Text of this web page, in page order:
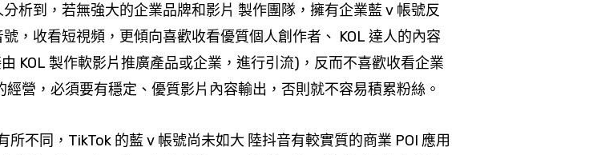
析到，若無強大的企業品牌和影片 製作團隊，擁有企業藍 v 帳號反
，收看短視頻，更傾向喜歡收看優質個人創作者、 KOL 達人的內容
KOL 製作軟影片推廣產品或企業，進行引流)，反而不喜歡收看企業
營，必須要有穩定、優質影片內容輸出，否則就不容易積累粉絲。
不同，TikTok 的藍 v 帳號尚未如大 陸抖音有較實質的商業 POI 應用